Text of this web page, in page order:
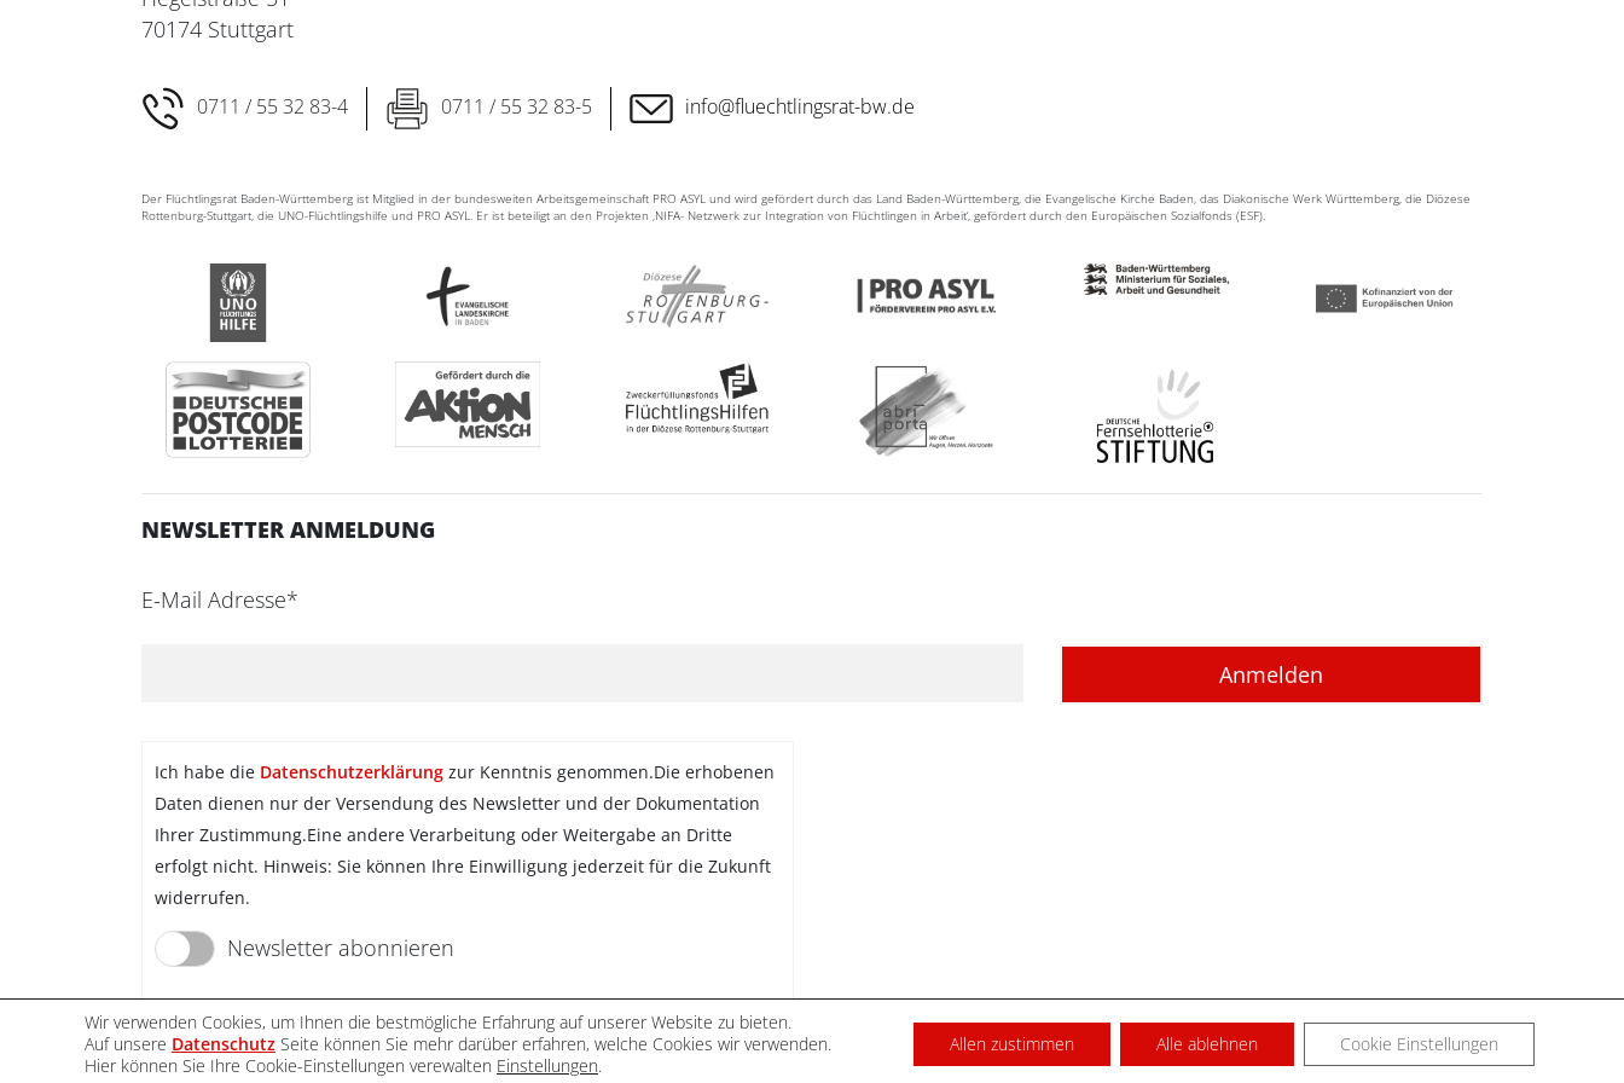
70174 Stuttgart
0711 / 55 32 83-4 0711 / 55 32 83-5 info@fluechtlingsrat-bw.de
Der Flüchtlingsrat Baden-Württemberg ist Mitglied in der bundesweiten Arbeitsgemeinschaft PRO ASYL und wird gefördert durch das Land Baden-Württemberg, die Evangelische Kirche Baden, das Diakonische Werk Württemberg, die Diözese
Rottenburg-Stuttgart, die UNO-Flüchtlingshilfe und PRO ASYL. Er ist beteiligt an den Projekten ‚NIFA- Netzwerk zur Integration von Flüchtlingen in Arbeit‘, gefördert durch den Europäischen Sozialfonds (ESF).
NEWSLETTER ANMELDUNG
E-Mail Adresse*
Ich habe die Datenschutzerklärung zur Kenntnis genommen.Die erhobenen
Daten dienen nur der Versendung des Newsletter und der Dokumentation
Ihrer Zustimmung.Eine andere Verarbeitung oder Weitergabe an Dritte
erfolgt nicht. Hinweis: Sie können Ihre Einwilligung jederzeit für die Zukunft
widerrufen.
Newsletter abonnieren
DATENSCHUTZ IMPRESSUM KONTAKT
Wir verwenden Cookies, um Ihnen die bestmögliche Erfahrung auf unserer Website zu bieten.
Auf unsere Datenschutz Seite können Sie mehr darüber erfahren, welche Cookies wir verwenden.
Hier können Sie Ihre Cookie-Einstellungen verewalten Einstellungen.
Allen zustimmen Alle ablehnen Cookie Einstellungen